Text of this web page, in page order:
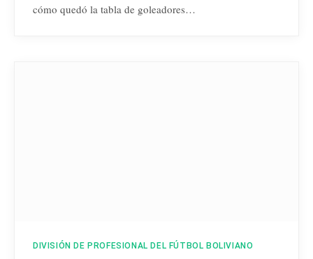
cómo quedó la tabla de goleadores…
DIVISIÓN DE PROFESIONAL DEL FÚTBOL BOLIVIANO